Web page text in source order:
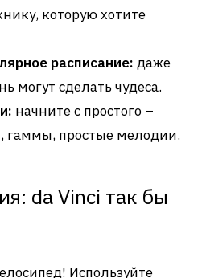
которую хотите
расписание: даже
могут сделать чудеса.
начните с простого –
гаммы, простые мелодии.
da Vinci так бы
Используйте